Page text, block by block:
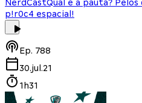
NerdCastQual é a pauta?
p!r0c4 espacial!
Ep. 788
30.jul.21
1h31